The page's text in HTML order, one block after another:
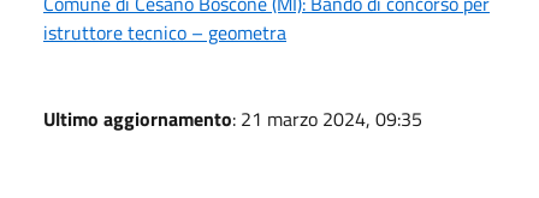
istruttore tecnico – geometra
Ultimo aggiornamento: 21 marzo 2024, 09:35